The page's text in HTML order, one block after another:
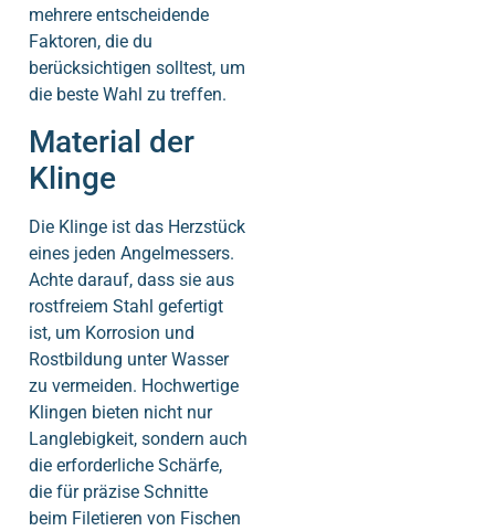
mehrere entscheidende
Faktoren, die du
berücksichtigen solltest, um
die beste Wahl zu treffen.
Material der
Klinge
Die Klinge ist das Herzstück
eines jeden Angelmessers.
Achte darauf, dass sie aus
rostfreiem Stahl gefertigt
ist, um Korrosion und
Rostbildung unter Wasser
zu vermeiden. Hochwertige
Klingen bieten nicht nur
Langlebigkeit, sondern auch
die erforderliche Schärfe,
die für präzise Schnitte
beim Filetieren von Fischen